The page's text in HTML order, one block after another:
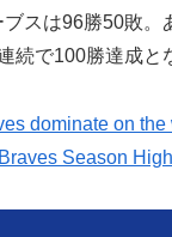
スは96勝50敗。
続で100勝達成と
dominate on
Season